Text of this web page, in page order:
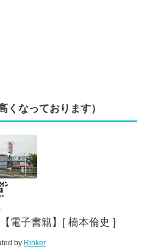
なっております）
電子書籍】[ 橋本倫史 ]
by Rinker